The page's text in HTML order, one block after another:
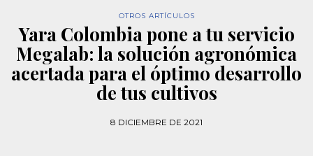
OTROS ARTÍCULOS
Yara Colombia pone a tu servicio
Megalab: la solución agronómica
acertada para el óptimo desarrollo
de tus cultivos
8 DICIEMBRE DE 2021